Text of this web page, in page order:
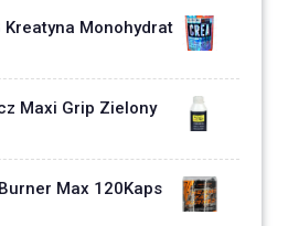
Kreatyna Monohydrat
Maxi Grip Zielony
Max 120Kaps